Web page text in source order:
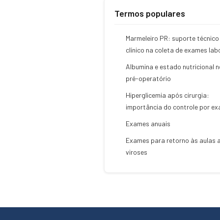
Termos populares
Marmeleiro PR: suporte técnico
clínico na coleta de exames
Albumina e estado nutricional
pré-operatório
Hiperglicemia após cirurgia:
importância do controle por
Exames anuais
Exames para retorno às aulas
viroses